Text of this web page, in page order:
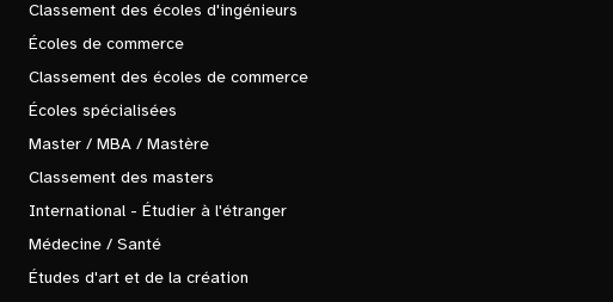
Classement des écoles d'ingénieurs
Écoles de commerce
Classement des écoles de commerce
Écoles spécialisées
Master / MBA / Mastère
Classement des masters
International - Étudier à l'étranger
Médecine / Santé
Études d'art et de la création